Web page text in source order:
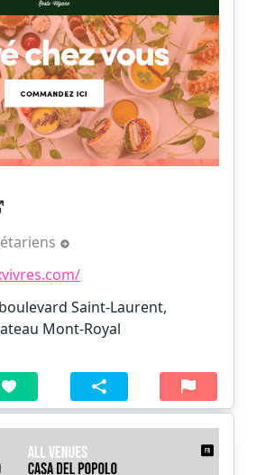
Saint-Laurent,
Mont-Royal